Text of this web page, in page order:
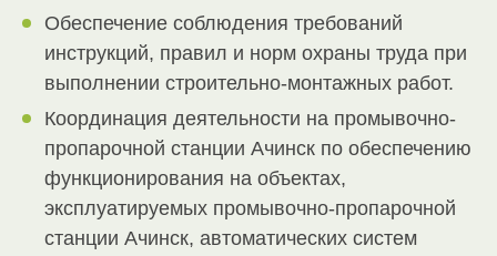
Обеспечение соблюдения требований
инструкций, правил и норм охраны труда при
выполнении строительно-монтажных работ.
Координация деятельности на промывочно-
пропарочной станции Ачинск по обеспечению
функционирования на объектах,
эксплуатируемых промывочно-пропарочной
станции Ачинск, автоматических систем